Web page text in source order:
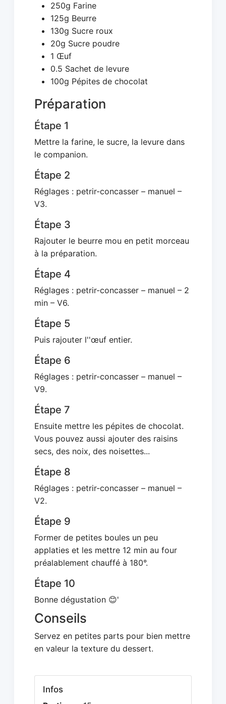
250g Farine
125g Beurre
130g Sucre roux
20g Sucre poudre
1 Œuf
0.5 Sachet de levure
100g Pépites de chocolat
Préparation
Étape 1
Mettre la farine, le sucre, la levure dans
le companion.
Étape 2
Réglages : petrir-concasser – manuel –
V3.
Étape 3
Rajouter le beurre mou en petit morceau
à la préparation.
Étape 4
Réglages : petrir-concasser – manuel – 2
min – V6.
Étape 5
Puis rajouter l''œuf entier.
Étape 6
Réglages : petrir-concasser – manuel –
V9.
Étape 7
Ensuite mettre les pépites de chocolat.
Vous pouvez aussi ajouter des raisins
secs, des noix, des noisettes...
Étape 8
Réglages : petrir-concasser – manuel –
V2.
Étape 9
Former de petites boules un peu
applaties et les mettre 12 min au four
préalablement chauffé à 180°.
Étape 10
Bonne dégustation 😊'
Conseils
Servez en petites parts pour bien mettre
en valeur la texture du dessert.
Infos